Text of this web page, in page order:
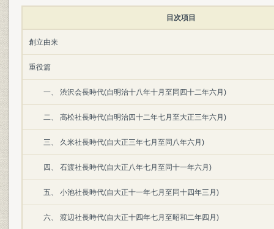
目次項目
創立由来
重役篇
一、 渋沢会長時代(自明治十八年十月至同四十二年六月)
二、 高松社長時代(自明治四十二年七月至大正三年六月)
三、 久米社長時代(自大正三年七月至同八年六月)
四、 石渡社長時代(自大正八年七月至同十一年六月)
五、 小池社長時代(自大正十一年七月至同十四年三月)
六、 渡辺社長時代(自大正十四年七月至昭和二年四月)